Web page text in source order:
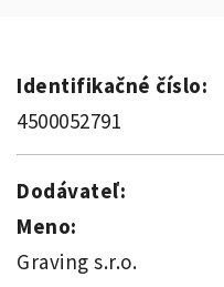
Identifikačné číslo:
4500052791
Dodávateľ:
Meno:
Graving s.r.o.